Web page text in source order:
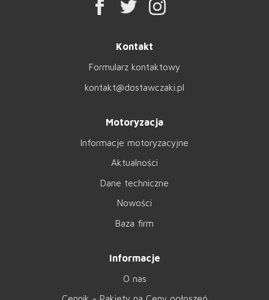
Kontakt
Formularz kontaktowy
kontakt@dostawczaki.pl
Motoryzacja
Informacje motoryzacyjne
Aktualności
Dane techniczne
Nowości
Baza firm
Informacje
O nas